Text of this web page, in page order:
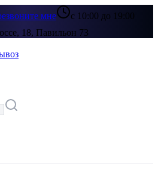
мне
с 10:00 до 19:00
18, Павильон 73